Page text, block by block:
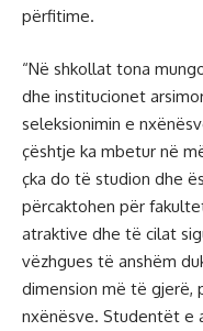
përfitime.
“Në shkollat tona
dhe institucionet
seleksionimin e
çështje ka mbetur në
çka do të studion dhe
përcaktohen për
atraktive dhe të cilat
vëzhgues të anshëm
dimension më të gjerë,
nxënësve. Studentët e